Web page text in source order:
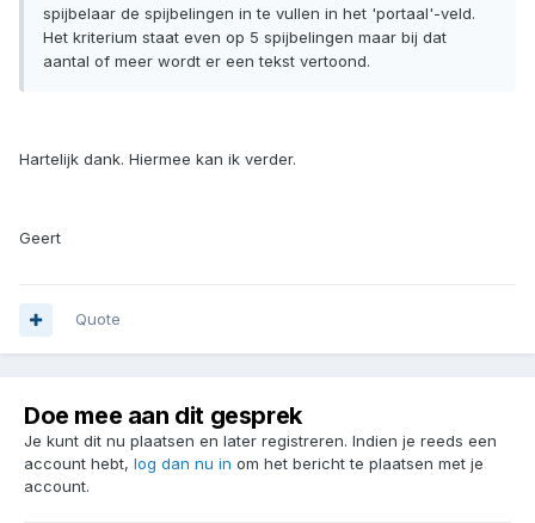
spijbelaar de spijbelingen in te vullen in het 'portaal'-veld.
Het kriterium staat even op 5 spijbelingen maar bij dat
aantal of meer wordt er een tekst vertoond.
Hartelijk dank. Hiermee kan ik verder.
Geert
Quote
Doe mee aan dit gesprek
Je kunt dit nu plaatsen en later registreren. Indien je reeds een
account hebt, log dan nu in om het bericht te plaatsen met je
account.